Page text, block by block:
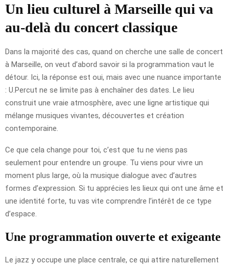
Un lieu culturel à Marseille qui va
au-delà du concert classique
Dans la majorité des cas, quand on cherche une salle de concert
à Marseille, on veut d’abord savoir si la programmation vaut le
détour. Ici, la réponse est oui, mais avec une nuance importante
: U.Percut ne se limite pas à enchaîner des dates. Le lieu
construit une vraie atmosphère, avec une ligne artistique qui
mélange musiques vivantes, découvertes et création
contemporaine.
Ce que cela change pour toi, c’est que tu ne viens pas
seulement pour entendre un groupe. Tu viens pour vivre un
moment plus large, où la musique dialogue avec d’autres
formes d’expression. Si tu apprécies les lieux qui ont une âme et
une identité forte, tu vas vite comprendre l’intérêt de ce type
d’espace.
Une programmation ouverte et exigeante
Le jazz y occupe une place centrale, ce qui attire naturellement